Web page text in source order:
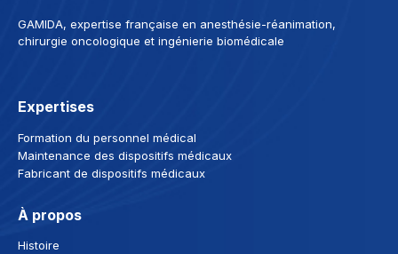
GAMIDA, expertise française en anesthésie-réanimation,
chirurgie oncologique et ingénierie biomédicale
Expertises
Formation du personnel médical
Maintenance des dispositifs médicaux
Fabricant de dispositifs médicaux
À propos
Histoire